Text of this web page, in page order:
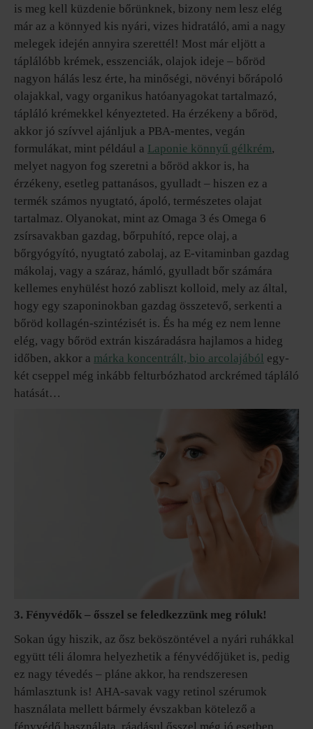
is meg kell küzdenie bőrünknek, bizony nem lesz elég
már az a könnyed kis nyári, vizes hidratáló, ami a nagy
melegek idején annyira szerettél! Most már eljött a
táplálóbb krémek, esszenciák, olajok ideje – bőröd
nagyon hálás lesz érte, ha minőségi, növényi bőrápoló
olajakkal, vagy organikus hatóanyagokat tartalmazó,
tápláló krémekkel kényezteted. Ha érzékeny a bőröd,
akkor jó szívvel ajánljuk a PBA-mentes, vegán
formulákat, mint például a Laponie könnyű gélkrém,
melyet nagyon fog szeretni a bőröd akkor is, ha
érzékeny, esetleg pattanásos, gyulladt – hiszen ez a
termék számos nyugtató, ápoló, természetes olajat
tartalmaz. Olyanokat, mint az Omaga 3 és Omega 6
zsírsavakban gazdag, bőrpuhító, repce olaj, a
bőrgyógyító, nyugtató zabolaj, az E-vitaminban gazdag
mákolaj, vagy a száraz, hámló, gyulladt bőr számára
kellemes enyhülést hozó zabliszt kolloid, mely az által,
hogy egy szaponinokban gazdag összetevő, serkenti a
bőröd kollagén-szintézisét is. És ha még ez nem lenne
elég, vagy bőröd extrán kiszáradásra hajlamos a hideg
időben, akkor a márka koncentrált, bio arcolajából egy-
két cseppel még inkább felturbózhatod arckrémed tápláló
hatását…
3. Fényvédők – ősszel se feledkezzünk meg róluk!
Sokan úgy hiszik, az ősz beköszöntével a nyári ruhákkal
együtt téli álomra helyezhetik a fényvédőjüket is, pedig
ez nagy tévedés – pláne akkor, ha rendszeresen
hámlasztunk is! AHA-savak vagy retinol szérumok
használata mellett bármely évszakban kötelező a